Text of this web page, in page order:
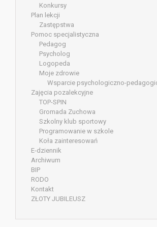
Konkursy
Plan lekcji
Zastępstwa
Pomoc specjalistyczna
Pedagog
Psycholog
Logopeda
Moje zdrowie
Wsparcie psychologiczno-
Zajęcia pozalekcyjne
TOP-SPIN
Gromada Zuchowa
Szkolny klub sportowy
Programowanie w szkole
Koła zainteresowań
E-dziennik
Archiwum
BIP
RODO
Kontakt
ZŁOTY JUBILEUSZ